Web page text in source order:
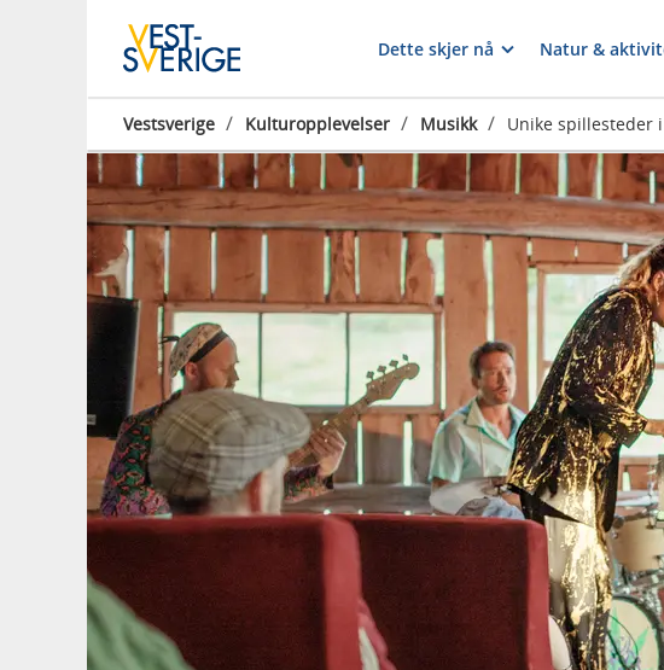
Dette skjer nå Natur &
Vestsverige / Kulturopplevelser / Musikk / Unike spillesteder